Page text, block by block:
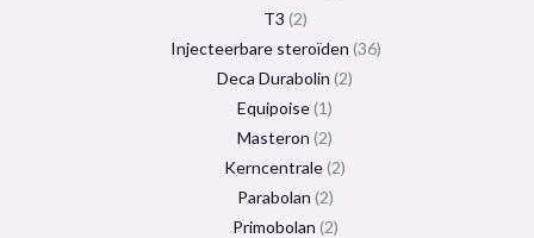
T3 2
Injecteerbare steroïden 36
Deca Durabolin 2
Equipoise 1
Masteron 2
Kerncentrale 2
Parabolan 2
Primobolan 2